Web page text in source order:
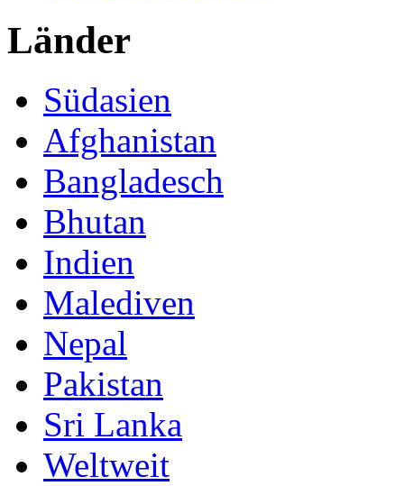
Länder
Südasien
Afghanistan
Bangladesch
Bhutan
Indien
Malediven
Nepal
Pakistan
Sri Lanka
Weltweit